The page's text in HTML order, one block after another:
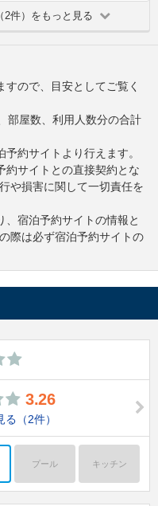
2件）をもっと見る
ので、目安としてご覧く
部屋数、利用人数分の合計
約サイトより行えます。
約サイトとの直接契約とな
や損害に関して一切責任を
宿泊予約サイトの情報と
際は必ず宿泊予約サイトの
3.26
る （2件）
プール キッチン